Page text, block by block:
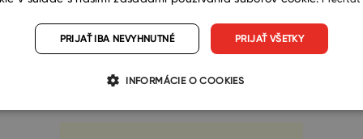
v porovnaní s integráciou „na vlastnú päsť“
programátora. Tie sme už do integrácie so Zapier
PRIJAŤ VŠETKY
PRIJAŤ IBA NEVYHNUTNÉ
INFORMÁCIE O COOKIES